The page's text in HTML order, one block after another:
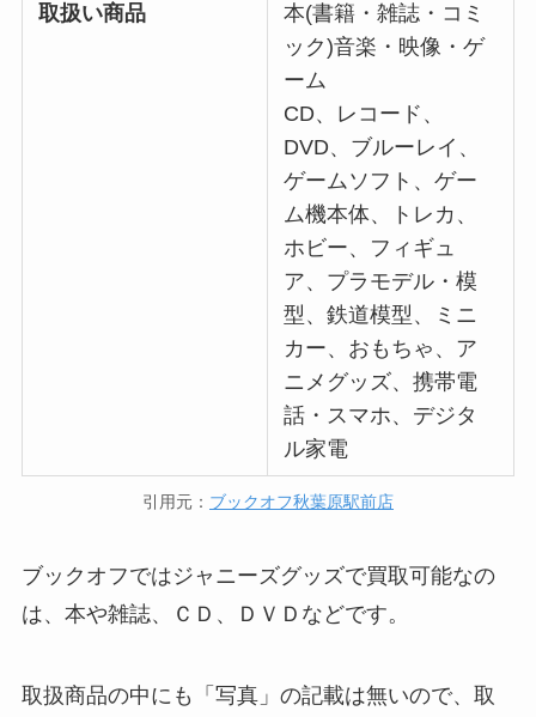
取扱い商品
本(書籍・雑誌・コミ
ック)音楽・映像・ゲ
ーム
CD、レコード、
DVD、ブルーレイ、
ゲームソフト、ゲー
ム機本体、トレカ、
ホビー、フィギュ
ア、プラモデル・模
型、鉄道模型、ミニ
カー、おもちゃ、ア
ニメグッズ、携帯電
話・スマホ、デジタ
ル家電
引用元： ブックオフ秋葉原駅前店
ブックオフではジャニーズグッズで買取可能なの
は、本や雑誌、ＣＤ、ＤＶＤなどです。
取扱商品の中にも「写真」の記載は無いので、取